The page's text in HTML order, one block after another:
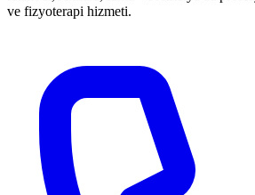
ve fizyoterapi hizmeti.